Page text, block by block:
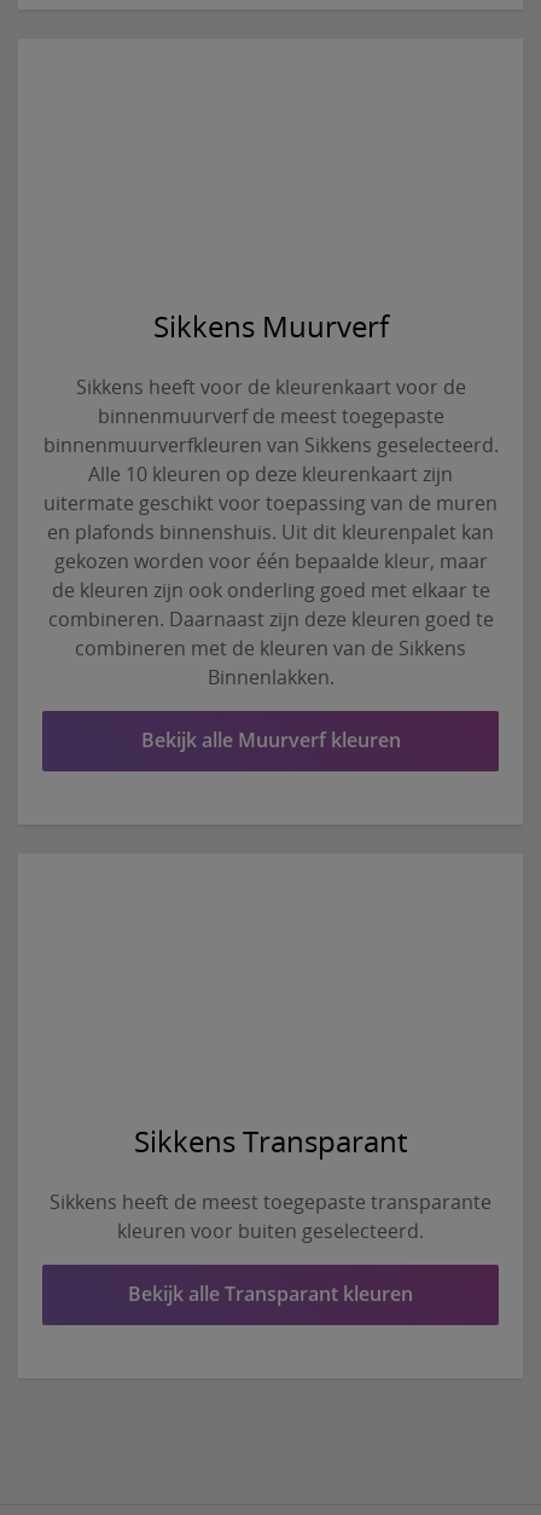
Sikkens Muurverf
Sikkens heeft voor de kleurenkaart voor de
binnenmuurverf de meest toegepaste
binnenmuurverfkleuren van Sikkens geselecteerd.
Alle 10 kleuren op deze kleurenkaart zijn
uitermate geschikt voor toepassing van de muren
en plafonds binnenshuis. Uit dit kleurenpalet kan
gekozen worden voor één bepaalde kleur, maar
de kleuren zijn ook onderling goed met elkaar te
combineren. Daarnaast zijn deze kleuren goed te
combineren met de kleuren van de Sikkens
Binnenlakken.
Bekijk alle Muurverf kleuren
Sikkens Transparant
Sikkens heeft de meest toegepaste transparante
kleuren voor buiten geselecteerd.
Bekijk alle Transparant kleuren